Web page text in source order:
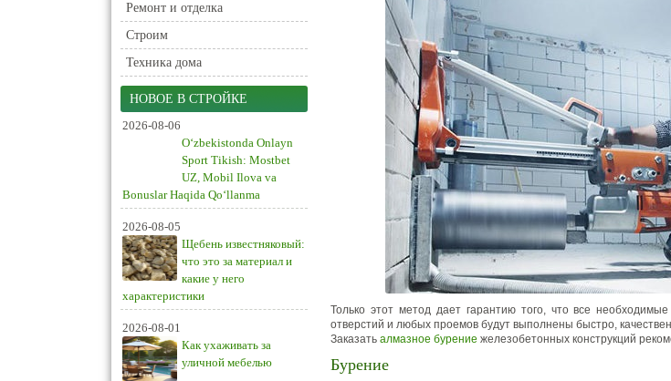
Ремонт и отделка
Строим
Техника дома
НОВОЕ В СТРОЙКЕ
2026-08-06
O‘zbekistonda Onlayn
Sport Tikish: Mostbet
UZ, Mobil Ilova va
Bonuslar Haqida Qo‘llanma
2026-08-05
Щебень известняковый:
что это за материал и
какие у него
характеристики
2026-08-01
Как ухаживать за
уличной мебелью
Только этот метод дает гарантию того, что все
отверстий и любых проемов будут выполнены быстро,
Заказать алмазное бурение железобетонных конструкций
Бурение